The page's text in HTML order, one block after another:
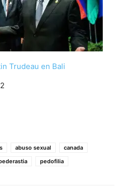
Trudeau en Bali
abuso sexual
canada
pedofilia